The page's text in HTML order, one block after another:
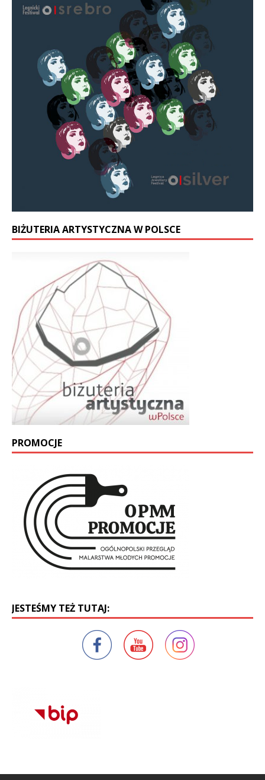
BIŻUTERIA ARTYSTYCZNA W POLSCE
PROMOCJE
JESTEŚMY TEŻ TUTAJ: